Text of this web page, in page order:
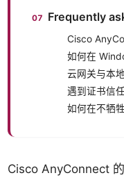
Frequently
Cisco
如何在
云网关与本
遇到证书信
如何在不牺
Cisco AnyConnect